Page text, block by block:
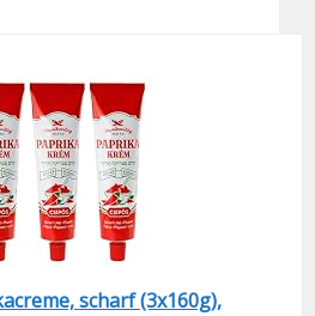
scharf (3x160g),